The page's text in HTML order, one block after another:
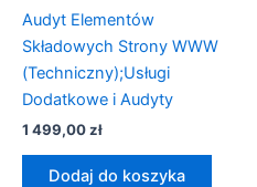
Audyt Elementów
Składowych Strony WWW
(Techniczny);Usługi
Dodatkowe i Audyty
1 499,00zł
Dodaj do koszyka